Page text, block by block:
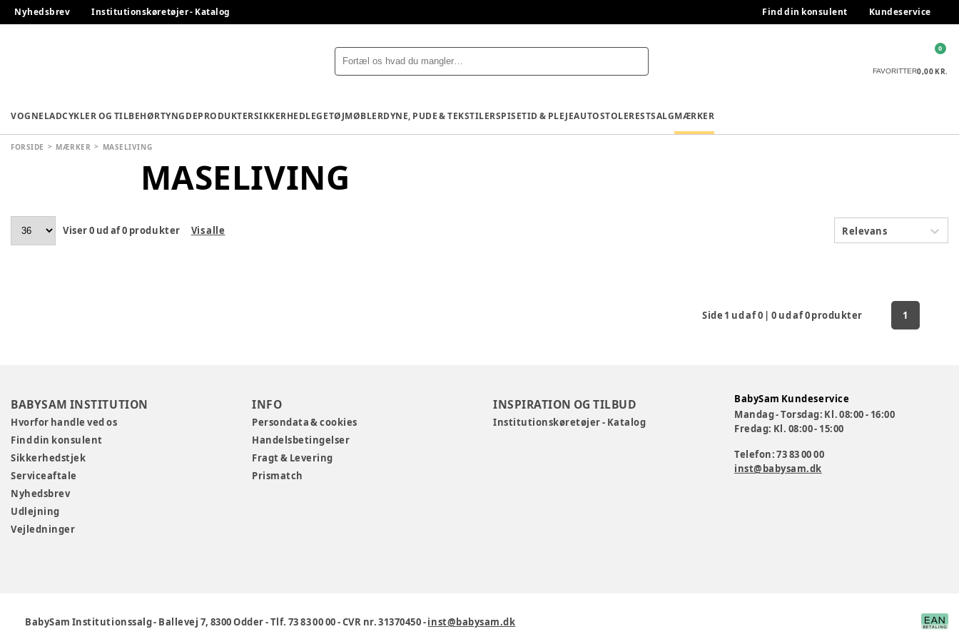
Nyhedsbrev Institutionskøretøjer - Katalog Find din konsulent Kundeservice
FAVORITTER0,00 KR.
0
VOGNELADCYKLER OG TILBEHØRTYNGDEPRODUKTERSIKKERHEDLEGETØJMØBLERDYNE, PUDE & TEKSTILERSPISETID & PLEJEAUTOSTOLERESTSALGMÆRKER
FORSIDE MÆRKER MASELIVING
MASELIVING
Viser0 ud af0 produkter Vis alle Relevans
Side 1 ud af0 |0 ud af0produkter 1
BABYSAM INSTITUTION
Hvorfor handle ved os
Find din konsulent
Sikkerhedstjek
Serviceaftale
Nyhedsbrev
Udlejning
Vejledninger
INFO
Persondata & cookies
Handelsbetingelser
Fragt & Levering
Prismatch
INSPIRATION OG TILBUD
Institutionskøretøjer - Katalog
BabySam Kundeservice
Mandag - Torsdag: Kl. 08:00 - 16:00
Fredag: Kl. 08:00 - 15:00
Telefon: 73 83 00 00
inst@babysam.dk
BabySam Institutionssalg- Ballevej 7, 8300 Odder-Tlf. 73 83 00 00-CVR nr. 31370450-inst@babysam.dk